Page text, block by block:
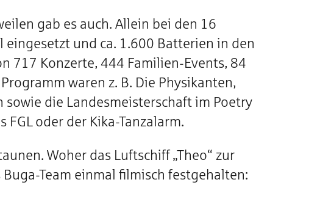
gab es auch. Allein bei den 16
und ca. 1.600 Batterien in den
717 Konzerte, 444 Familien-Events, 84
waren z. B. Die Physikanten,
sowie die Landesmeisterschaft im Poetry
oder der Kika-Tanzalarm.
Woher das Luftschiff „Theo“ zur
Team einmal filmisch festgehalten: